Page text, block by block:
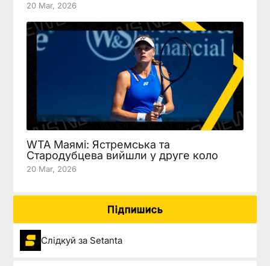
20 Mar, 2026
WTA Маямі: Ястремська та
Стародубцева вийшли у друге коло
20 Mar, 2026
Підпишись
Слідкуй за Setanta